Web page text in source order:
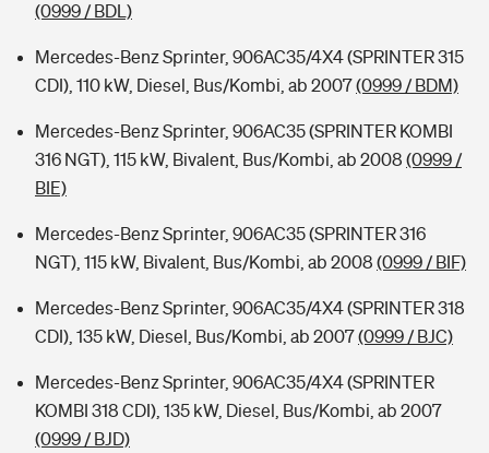
(0999 / BDL)
Mercedes-Benz Sprinter, 906AC35/4X4 (SPRINTER 315
CDI), 110 kW, Diesel, Bus/Kombi, ab 2007(0999 / BDM)
Mercedes-Benz Sprinter, 906AC35 (SPRINTER KOMBI
316 NGT), 115 kW, Bivalent, Bus/Kombi, ab 2008 (0999 /
BIE)
Mercedes-Benz Sprinter, 906AC35 (SPRINTER 316
NGT), 115 kW, Bivalent, Bus/Kombi, ab 2008 (0999 / BIF)
Mercedes-Benz Sprinter, 906AC35/4X4 (SPRINTER 318
CDI), 135 kW, Diesel, Bus/Kombi, ab 2007(0999 / BJC)
Mercedes-Benz Sprinter, 906AC35/4X4 (SPRINTER
KOMBI 318 CDI), 135 kW, Diesel, Bus/Kombi, ab 2007
(0999 / BJD)